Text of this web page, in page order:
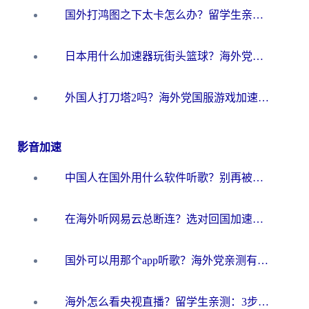
国外打鸿图之下太卡怎么办？留学生亲测有效的国服游戏加速方案
日本用什么加速器玩街头篮球？海外党国服游戏不卡顿的终极攻略
外国人打刀塔2吗？海外党国服游戏加速避坑全攻略
影音加速
中国人在国外用什么软件听歌？别再被地域限制卡脖子，这篇教你轻松解锁国内音乐库
在海外听网易云总断连？选对回国加速器，告别地区限制和卡顿
国外可以用那个app听歌？海外党亲测有效的回国加速方案，轻松听国内音乐听书
海外怎么看央视直播？留学生亲测：3步解决版权限制+追剧自由